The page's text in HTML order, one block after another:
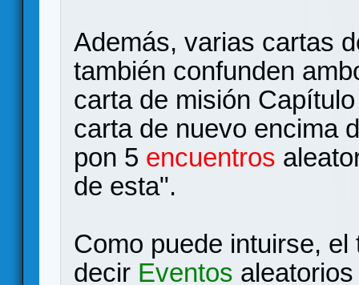
Además, varias cartas
también confunden
carta de misión
carta de nuevo encima
pon 5 encuentros
de esta".
Como puede intuirse,
decir Eventos